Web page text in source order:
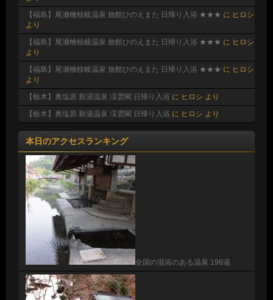
【福島】尾瀬檜枝岐温泉 旅館ひのえまた 日帰り入浴 ★★★ に ヒロシ
より
【福島】尾瀬檜枝岐温泉 旅館ひのえまた 日帰り入浴 ★★★ に ヒロシ
より
【福島】尾瀬檜枝岐温泉 旅館ひのえまた 日帰り入浴 ★★★ に ヒロシ
より
【栃木】奥塩原 新湯温泉 渓雲閣 日帰り入浴 に ヒロシ より
【栃木】奥塩原 新湯温泉 渓雲閣 日帰り入浴 に ヒロシ より
本日のアクセスランキング
全国の混浴のある温泉 196湯